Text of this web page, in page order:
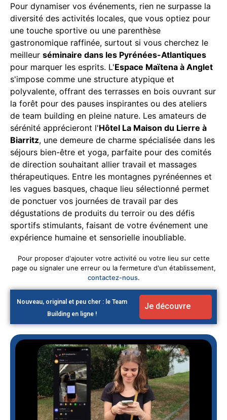
Pour dynamiser vos événements, rien ne surpasse la
diversité des activités locales, que vous optiez pour
une touche sportive ou une parenthèse
gastronomique raffinée, surtout si vous cherchez le
meilleur séminaire dans les Pyrénées-Atlantiques
pour marquer les esprits. L'Espace Maïtena à Anglet
s'impose comme une structure atypique et
polyvalente, offrant des terrasses en bois ouvrant sur
la forêt pour des pauses inspirantes ou des ateliers
de team building en pleine nature. Les amateurs de
sérénité apprécieront l'Hôtel La Maison du Lierre à
Biarritz, une demeure de charme spécialisée dans les
séjours bien-être et yoga, parfaite pour des comités
de direction souhaitant allier travail et massages
thérapeutiques. Entre les montagnes pyrénéennes et
les vagues basques, chaque lieu sélectionné permet
de ponctuer vos journées de travail par des
dégustations de produits du terroir ou des défis
sportifs stimulants, faisant de votre événement une
expérience humaine et sensorielle inoubliable.
Pour proposer d'ajouter votre activité ou votre lieu sur cette
page ou signaler une erreur ou la fermeture d'un établissement,
contactez-nous.
Nouveau, original et peu cher : le Team
Building en ligne !
Je découvre